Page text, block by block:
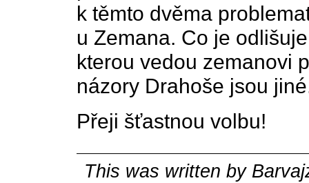
k těmto dvěma
u Zemana. Co je
kterou vedou zemanovi
názory Drahoše jsou
Přeji šťastnou volbu!
This was written by